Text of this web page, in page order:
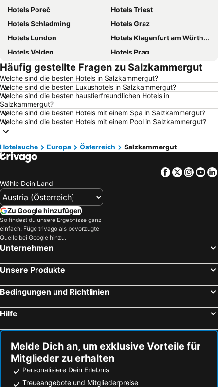
Hotels Poreč
Hotels Triest
Hotels Schladming
Hotels Graz
Hotels London
Hotels Klagenfurt am Wörthersee
Hotels Velden
Hotels Prag
Hotels Barcelona
Hotels Innsbruck
Hotels Hamburg
Hotels Jesolo
Hotels Venedig
Hotels Rom
Hotels Umag
Hotels Rimini
Hotels Opatija
Hotels Italien
Hotels Wörthersee
Hotels Sardinien
Hotels Rhodos
Hotels Klopeiner See
Hotels Steiermark
Hotels Kroatische Adriaküste
Hotels Türkei
Hotels Salzkammergut
Hotels Achensee
Häufig gestellte Fragen zu Salzkammergut
Welche sind die besten Hotels in Salzkammergut?
Welche sind die besten Luxushotels in Salzkammergut?
Welche sind die besten haustierfreundlichen Hotels in
Salzkammergut?
Welche sind die besten Hotels mit einem Spa in Salzkammergut?
Welche sind die besten Hotels mit einem Pool in Salzkammergut?
Hotelsuche Europa Österreich Salzkammergut
Facebook
Twitter
Wähle Dein Land
Zu Google hinzufügen
So findest du unsere Ergebnisse ganz
einfach: Füge trivago als bevorzugte
Quelle bei Google hinzu.
Unternehmen
Unsere Produkte
Bedingungen und Richtlinien
Hilfe
Melde Dich an, um exklusive Vorteile für
Mitglieder zu erhalten
Personalisiere Dein Erlebnis
Treueangebote und Mitgliederpreise